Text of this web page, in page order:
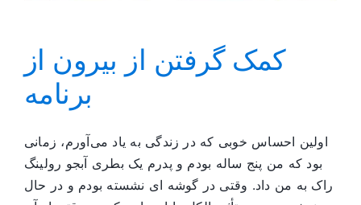
کمک گرفتن از بیرون از
برنامه
اولین احساس خوبی که در زندگی به یاد می‌آورم، زمانی
بود که من پنج ساله بودم و پدرم یک بطری آبجو رولینگ
راک به من داد. وقتی در گوشه ای نشسته بودم و در حال